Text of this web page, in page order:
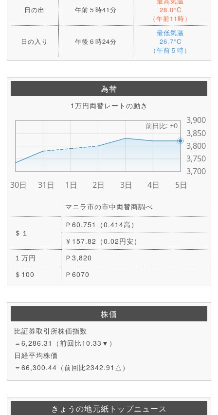
日の出 午前５時41分
28.0°C
（午前11時）
日の入り 午後６時24分
最低気温
26.7°C
（午前５時）
為替
1万円両替レートの動き
マニラ市の市中両替商調べ
＄１
Ｐ60.751（0.414高）
￥157.82（0.02円安）
１万円
Ｐ3,820
＄100
Ｐ6070
株価
比証券取引所株価指数
＝6,286.31（前回比10.33▼）
日経平均株価
＝66,300.44（前回比2342.91△）
きょうの地元紙トップニュース